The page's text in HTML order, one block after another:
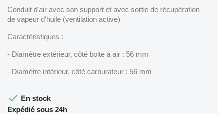
Conduit d'air avec son support et avec sortie de récupération
de vapeur d'huile (ventilation active)
Caractéristiques :
- Diamètre extérieur, côté boite à air : 56 mm
- Diamètre intérieur, côté carburateur : 56 mm
 En stock
Expédié sous 24h